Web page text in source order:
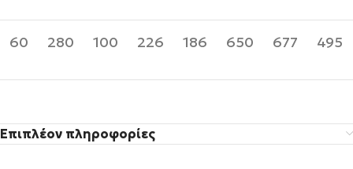
60 280 100 226 186 650 677 495
Επιπλέον πληροφορίες